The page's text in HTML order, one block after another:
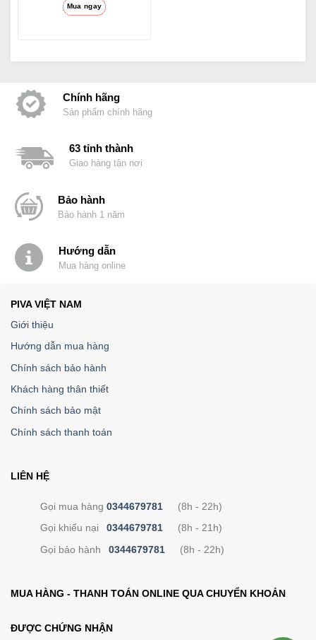
truyền hình ảnh
Mua ngay
Chính hãng
Sản phẩm chính hãng
63 tỉnh thành
Giao hàng tận nơi
Bảo hành
Bảo hành 1 năm
Hướng dẫn
Mua hàng online
PIVA VIỆT NAM
Giới thiệu
Hướng dẫn mua hàng
Chính sách bảo hành
Khách hàng thân thiết
Chính sách bảo mật
Chính sách thanh toán
LIÊN HỆ
Gọi mua hàng 0344679781(8h - 22h)
Gọi khiếu nại 0344679781(8h - 21h)
Gọi bảo hành 0344679781(8h - 22h)
MUA HÀNG - THANH TOÁN ONLINE QUA CHUYỂN KHOẢN
ĐƯỢC CHỨNG NHẬN